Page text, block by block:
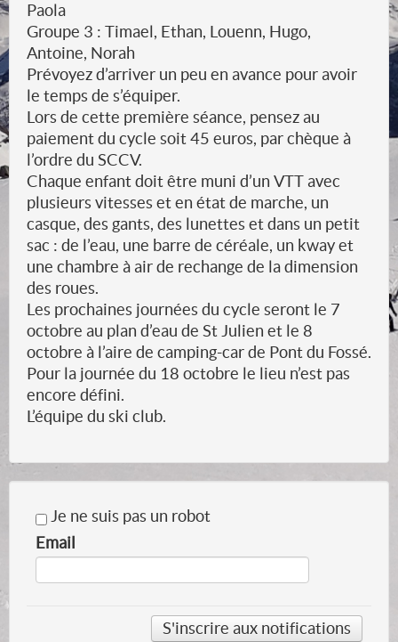
Paola
Groupe 3 : Timael, Ethan, Louenn, Hugo,
Antoine, Norah
Prévoyez d’arriver un peu en avance pour avoir
le temps de s’équiper.
Lors de cette première séance, pensez au
paiement du cycle soit 45 euros, par chèque à
l’ordre du SCCV.
Chaque enfant doit être muni d’un VTT avec
plusieurs vitesses et en état de marche, un
casque, des gants, des lunettes et dans un petit
sac : de l’eau, une barre de céréale, un kway et
une chambre à air de rechange de la dimension
des roues.
Les prochaines journées du cycle seront le 7
octobre au plan d’eau de St Julien et le 8
octobre à l’aire de camping-car de Pont du Fossé.
Pour la journée du 18 octobre le lieu n’est pas
encore défini.
L’équipe du ski club.
Je ne suis pas un robot
Email